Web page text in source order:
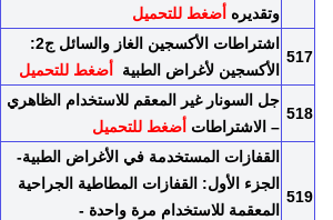
وتقديره أضغط للتحميل
517
اشتراطات الأكسجين الغاز والسائل ج2:
الأكسجين لأغراض الطبية
أضغط للتحميل
518
جل السونار غير المعقم للاستخدام الظاهري
– الاشتراطات أضغط للتحميل
519
القفازات المستخدمة في الأغراض الطبية-
الجزء الأول: القفازات المطاطية الجراحية
المعقمة للاستخدام مرة واحدة -